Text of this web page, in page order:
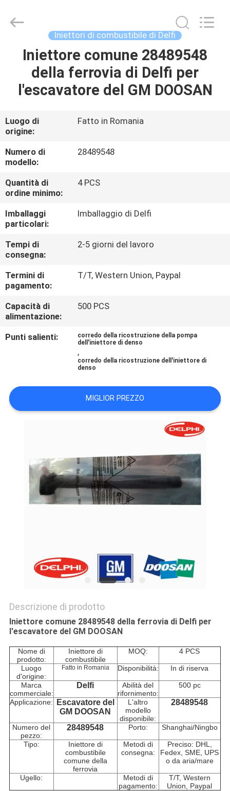
CASA
PRODOTTI
CIRCA
NOI
GIRO
DELLA
FABBRICA
CONTROLLO
DI
QUALITÀ
CONTATTICI
RICHIEDA
MAPPA
PRIVACY
POLICY
Auto
Iniettori di combustibile di Delfi
Iniettore comune 28489548
della ferrovia di Delfi per
l'escavatore del GM DOOSAN
Luogo di
origine:
Fatto in Romania
Numero di
modello:
28489548
Quantità di
ordine minimo:
4 PCS
Imballaggi
particolari:
Imballaggio di Delfi
Tempi di
consegna:
2-5 giorni del lavoro
Termini di
pagamento:
T/T, Western Union, Paypal
Capacità di
alimentazione:
500 PCS
Punti salienti:
corredo della ricostruzione della pompa
dell'iniettore di denso
,
corredo della ricostruzione dell'iniettore di
denso
MIGLIOR PREZZO
Descrizione di prodotto
Iniettore comune 28489548 della ferrovia di Delfi per
l'escavatore del GM DOOSAN
Nome di
prodotto:
Iniettore di
combustibile
MOQ: 4 PCS
Luogo
d'origine:
Fatto in Romania Disponibilità: In di riserva
Marca
commerciale:
Delfi
Abilità del
rifornimento:
500 pc
Applicazione:
Escavatore del
GM DOOSAN
L'altro
modello
disponibile:
28489548
Numero del
pezzo:
28489548 Porto: Shanghai/Ningbo
Tipo:
Iniettore di
combustibile
comune della
ferrovia
Metodi di
consegna:
Preciso: DHL,
Fedex, SME, UPS
o da aria/mare
Ugello:
Metodi di
pagamento:
T/T, Western
Union, Paypal